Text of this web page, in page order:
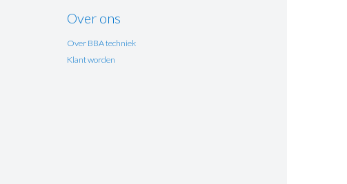
Over ons
Over BBA techniek
Klant worden